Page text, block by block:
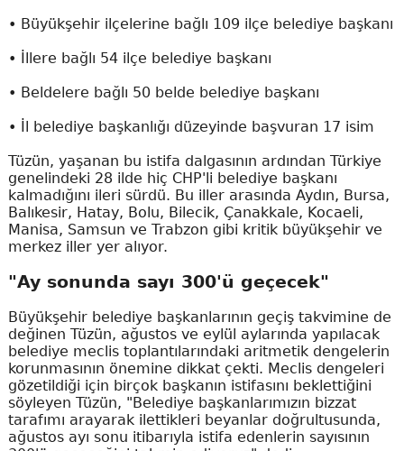
• Büyükşehir ilçelerine bağlı 109 ilçe belediye başkanı
• İllere bağlı 54 ilçe belediye başkanı
• Beldelere bağlı 50 belde belediye başkanı
• İl belediye başkanlığı düzeyinde başvuran 17 isim
Tüzün, yaşanan bu istifa dalgasının ardından Türkiye
genelindeki 28 ilde hiç CHP'li belediye başkanı
kalmadığını ileri sürdü. Bu iller arasında Aydın, Bursa,
Balıkesir, Hatay, Bolu, Bilecik, Çanakkale, Kocaeli,
Manisa, Samsun ve Trabzon gibi kritik büyükşehir ve
merkez iller yer alıyor.
"Ay sonunda sayı 300'ü geçecek"
Büyükşehir belediye başkanlarının geçiş takvimine de
değinen Tüzün, ağustos ve eylül aylarında yapılacak
belediye meclis toplantılarındaki aritmetik dengelerin
korunmasının önemine dikkat çekti. Meclis dengeleri
gözetildiği için birçok başkanın istifasını beklettiğini
söyleyen Tüzün, "Belediye başkanlarımızın bizzat
tarafımı arayarak ilettikleri beyanlar doğrultusunda,
ağustos ayı sonu itibarıyla istifa edenlerin sayısının